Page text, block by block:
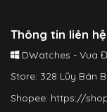
Thông tin liên hệ
DWatches - Vua
Store: 328 Lũy Bán
Shopee: https://